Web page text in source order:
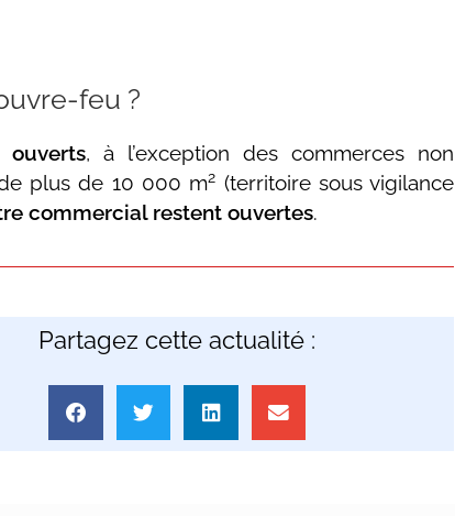
feu ?
ouverts, à l’exception des commerces non
plus de 10 000 m2 (territoire sous vigilance
commercial restent ouvertes.
Partagez cette actualité :